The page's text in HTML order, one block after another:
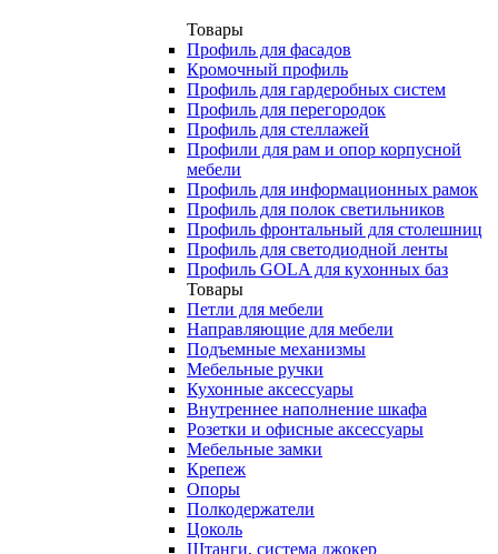
Товары
Профиль для фасадов
Кромочный профиль
Профиль для гардеробных систем
Профиль для перегородок
Профиль для стеллажей
Профили для рам и опор корпусной
мебели
Профиль для информационных рамок
Профиль для полок светильников
Профиль фронтальный для столешниц
Профиль для светодиодной ленты
Профиль GOLA для кухонных баз
Товары
Петли для мебели
Направляющие для мебели
Подъемные механизмы
Мебельные ручки
Кухонные аксессуары
Внутреннее наполнение шкафа
Розетки и офисные аксессуары
Мебельные замки
Крепеж
Опоры
Полкодержатели
Цоколь
Штанги, система джокер